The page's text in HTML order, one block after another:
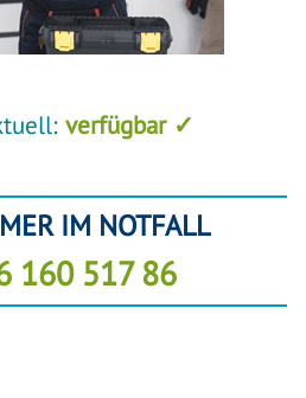
verfügbar ✓
IM NOTFALL
160 517 86